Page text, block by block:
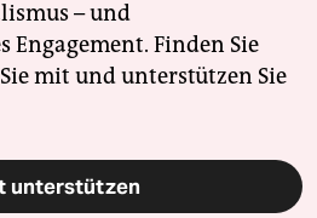
– und
Engagement. Finden Sie
mit und unterstützen Sie
unterstützen